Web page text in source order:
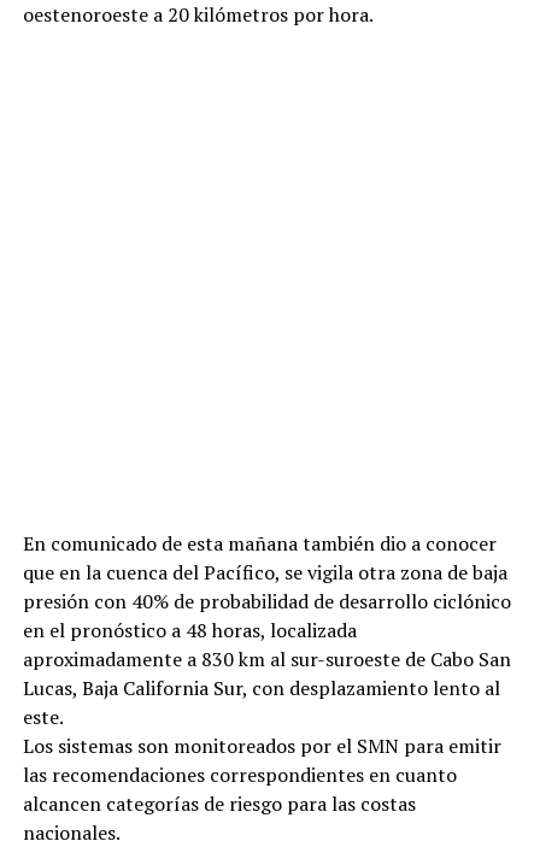
oestenoroeste a 20 kilómetros por hora.
En comunicado de esta mañana también dio a conocer
que en la cuenca del Pacífico, se vigila otra zona de baja
presión con 40% de probabilidad de desarrollo ciclónico
en el pronóstico a 48 horas, localizada
aproximadamente a 830 km al sur-suroeste de Cabo San
Lucas, Baja California Sur, con desplazamiento lento al
este.
Los sistemas son monitoreados por el SMN para emitir
las recomendaciones correspondientes en cuanto
alcancen categorías de riesgo para las costas
nacionales.